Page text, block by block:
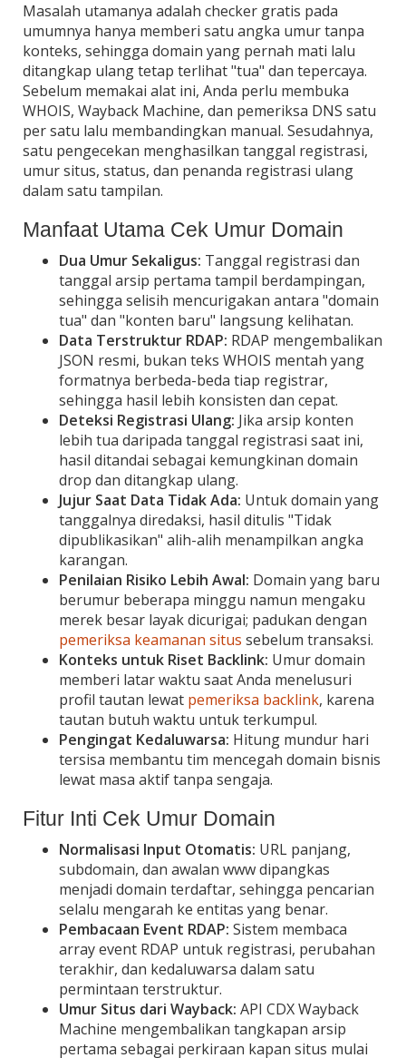
Masalah utamanya adalah checker gratis pada
umumnya hanya memberi satu angka umur tanpa
konteks, sehingga domain yang pernah mati lalu
ditangkap ulang tetap terlihat "tua" dan tepercaya.
Sebelum memakai alat ini, Anda perlu membuka
WHOIS, Wayback Machine, dan pemeriksa DNS satu
per satu lalu membandingkan manual. Sesudahnya,
satu pengecekan menghasilkan tanggal registrasi,
umur situs, status, dan penanda registrasi ulang
dalam satu tampilan.
Manfaat Utama Cek Umur Domain
Dua Umur Sekaligus: Tanggal registrasi dan
tanggal arsip pertama tampil berdampingan,
sehingga selisih mencurigakan antara "domain
tua" dan "konten baru" langsung kelihatan.
Data Terstruktur RDAP: RDAP mengembalikan
JSON resmi, bukan teks WHOIS mentah yang
formatnya berbeda-beda tiap registrar,
sehingga hasil lebih konsisten dan cepat.
Deteksi Registrasi Ulang: Jika arsip konten
lebih tua daripada tanggal registrasi saat ini,
hasil ditandai sebagai kemungkinan domain
drop dan ditangkap ulang.
Jujur Saat Data Tidak Ada: Untuk domain yang
tanggalnya diredaksi, hasil ditulis "Tidak
dipublikasikan" alih-alih menampilkan angka
karangan.
Penilaian Risiko Lebih Awal: Domain yang baru
berumur beberapa minggu namun mengaku
merek besar layak dicurigai; padukan dengan
pemeriksa keamanan situs sebelum transaksi.
Konteks untuk Riset Backlink: Umur domain
memberi latar waktu saat Anda menelusuri
profil tautan lewat pemeriksa backlink, karena
tautan butuh waktu untuk terkumpul.
Pengingat Kedaluwarsa: Hitung mundur hari
tersisa membantu tim mencegah domain bisnis
lewat masa aktif tanpa sengaja.
Fitur Inti Cek Umur Domain
Normalisasi Input Otomatis: URL panjang,
subdomain, dan awalan www dipangkas
menjadi domain terdaftar, sehingga pencarian
selalu mengarah ke entitas yang benar.
Pembacaan Event RDAP: Sistem membaca
array event RDAP untuk registrasi, perubahan
terakhir, dan kedaluwarsa dalam satu
permintaan terstruktur.
Umur Situs dari Wayback: API CDX Wayback
Machine mengembalikan tangkapan arsip
pertama sebagai perkiraan kapan situs mulai